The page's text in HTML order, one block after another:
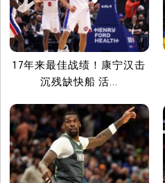
17年来最佳战绩！康宁汉击
沉残缺快船 活...